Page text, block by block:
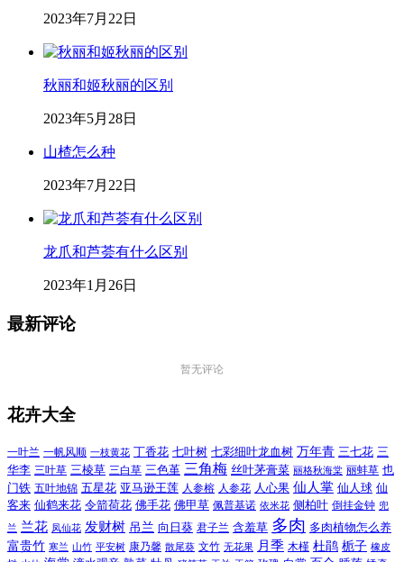
2023年7月22日
秋丽和姬秋丽的区别
2023年5月28日
山楂怎么种
2023年7月22日
龙爪和芦荟有什么区别
2023年1月26日
最新评论
暂无评论
花卉大全
一叶兰 一帆风顺 一枝黄花 丁香花 七叶树 七彩细叶龙血树 万年青 三七花 三
华李 三叶草 三棱草 三白草 三色堇 三角梅 丝叶茅膏菜 丽格秋海棠 丽蚌草 也
门铁 五叶地锦 五星花 亚马逊王莲 人参榕 人参花 人心果 仙人掌 仙人球 仙
客来 仙鹤来花 令箭荷花 佛手花 佛甲草 佩普基诺 依米花 侧柏叶 倒挂金钟 兜
兰 兰花 凤仙花 发财树 吊兰 向日葵 君子兰 含羞草 多肉 多肉植物怎么养
富贵竹 寒兰 山竹 平安树 康乃馨 散尾葵 文竹 无花果 月季 木槿 杜鹃 栀子 橡皮